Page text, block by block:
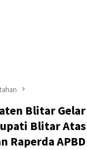
Blitar
Blitar
Raperda